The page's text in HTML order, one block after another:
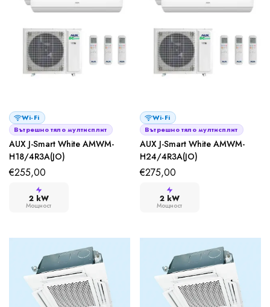
Wi-Fi
Вътрешно тяло мултисплит
AUX J-Smart White AMWM-
H18/4R3A(JO)
€255,00
2 kW
Мощност
Wi-Fi
Вътрешно тяло мултисплит
AUX J-Smart White AMWM-
H24/4R3A(JO)
€275,00
2 kW
Мощност